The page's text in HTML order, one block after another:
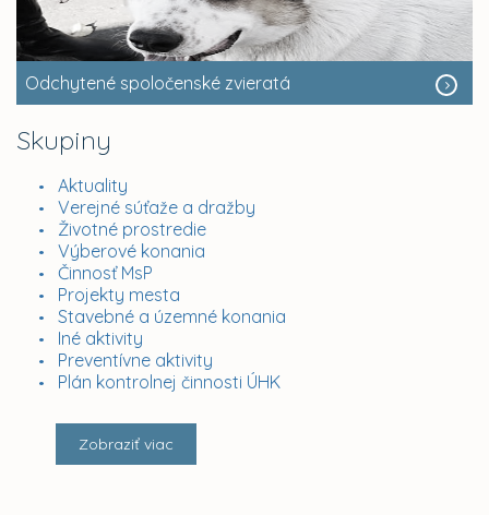
Odchytené spoločenské zvieratá
Skupiny
Aktuality
Verejné súťaže a dražby
Životné prostredie
Výberové konania
Činnosť MsP
Projekty mesta
Stavebné a územné konania
Iné aktivity
Preventívne aktivity
Plán kontrolnej činnosti ÚHK
Zobraziť viac